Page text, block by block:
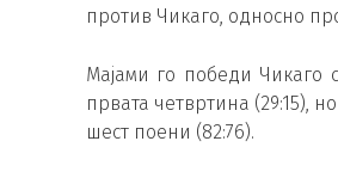
против Чикаго, односно
Мајами го победи Чикаго
првата четвртина (29:15),
шест поени (82:76).